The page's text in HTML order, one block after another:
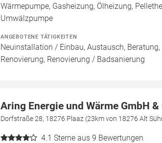
Wärmepumpe, Gasheizung, Ölheizung,
Umwälzpumpe
ANGEBOTENE TÄTIGKEITEN
Neuinstallation / Einbau, Austausch,
Renovierung, Renovierung / Badsanierung
Aring Energie und Wärme GmbH &
Dorfstraße 28, 18276 Plaaz (23km von 18276 Alt
4.1 Sterne aus 9 Bewertungen